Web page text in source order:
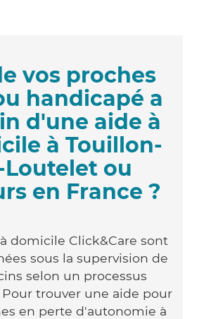
vos proches
handicapé a
d'une aide à
à Touillon-
ou
en France ?
domicile Click&Care sont
sous la supervision de
selon un processus
trouver une aide pour
en perte d'autonomie à